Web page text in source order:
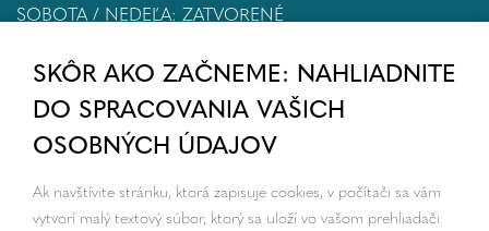
SKÔR AKO ZAČNEME: NAHLIADNITE
DO SPRACOVANIA VAŠICH
OSOBNÝCH ÚDAJOV
Ak navštívite stránku, ktorá zapisuje cookies, v počítači sa vám
vytvorí malý textový súbor, ktorý sa uloží vo vašom prehliadači.
SOBOTA / NEDEĽA: ZATVORENÉ